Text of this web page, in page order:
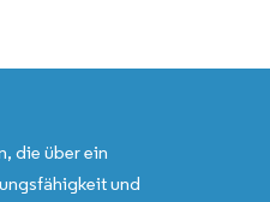
die über ein
und